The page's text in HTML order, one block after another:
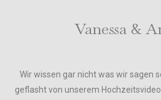
Vanessa &
Wir wissen gar nicht was wir sagen
geflasht von unserem